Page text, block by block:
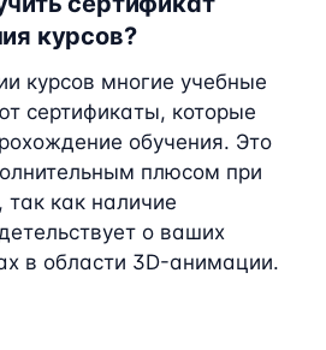
курсов?
курсов многие учебные
сертификаты, которые
обучения. Это
плюсом при
так как наличие
о ваших
в области 3D-анимации.